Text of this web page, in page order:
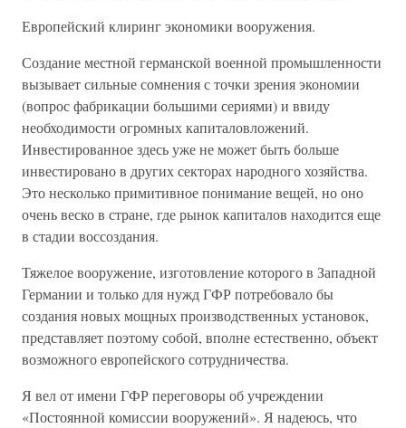
Европейский клиринг экономики вооружения.
Создание местной германской военной промышленности
вызывает сильные сомнения с точки зрения экономии
(вопрос фабрикации большими сериями) и ввиду
необходимости огромных капиталовложений.
Инвестированное здесь уже не может быть больше
инвестировано в других секторах народного хозяйства.
Это несколько примитивное понимание вещей, но оно
очень веско в стране, где рынок капиталов находится еще
в стадии воссоздания.
Тяжелое вооружение, изготовление которого в Западной
Германии и только для нужд ГФР потребовало бы
создания новых мощных производственных установок,
представляет поэтому собой, вполне естественно, объект
возможного европейского сотрудничества.
Я вел от имени ГФР переговоры об учреждении
«Постоянной комиссии вооружений». Я надеюсь, что